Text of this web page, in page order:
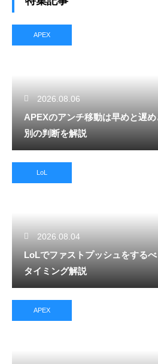
APEX
2026.08.06
APEXのアンチ移動は早めと遅
別の判断を解説
LoL
2026.08.04
LoLでファストプッシュをする
タイミング解説
APEX